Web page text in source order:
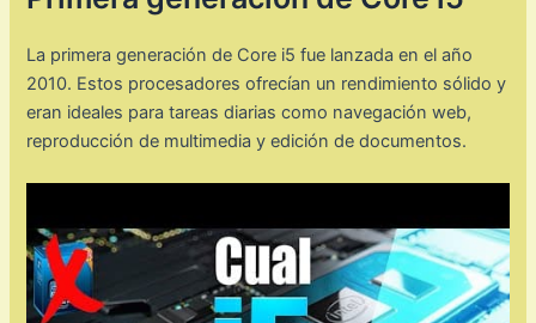
La primera generación de Core i5 fue lanzada en el año
2010. Estos procesadores ofrecían un rendimiento sólido y
eran ideales para tareas diarias como navegación web,
reproducción de multimedia y edición de documentos.